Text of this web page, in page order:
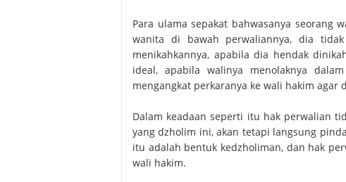
Para ulama sepakat bahwasanya seorang
wanita di bawah perwaliannya, dia
menikahkannya, apabila dia hendak
ideal, apabila walinya menolaknya
mengangkat perkaranya ke wali hakim agar
Dalam keadaan seperti itu hak perwalian
yang dzholim ini, akan tetapi langsung
itu adalah bentuk kedzholiman, dan hak
wali hakim.